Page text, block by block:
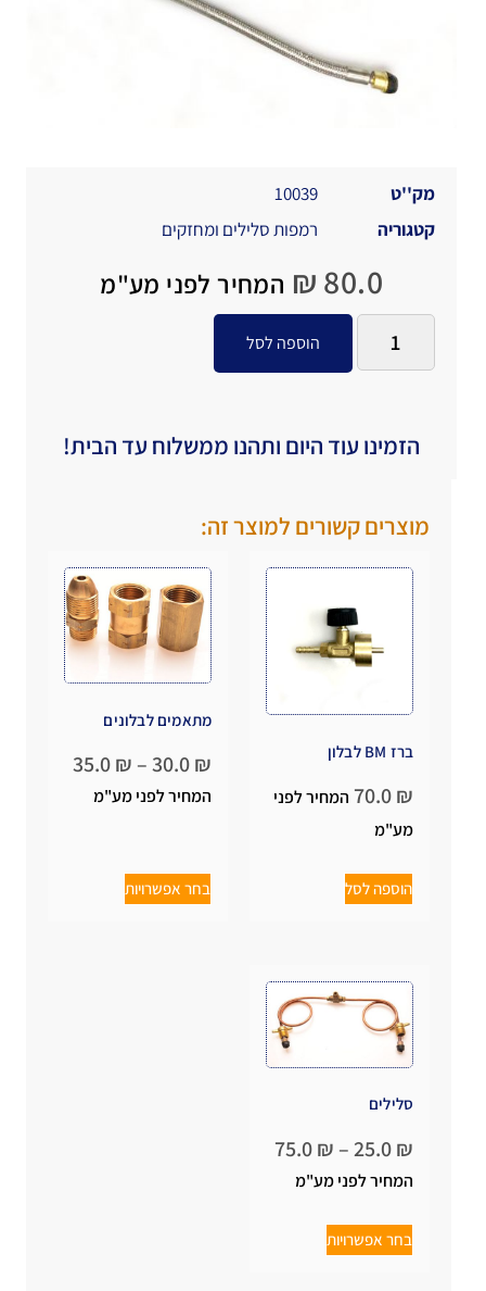
מק''ט
10039
קטגוריה
רמפות סלילים ומחזקים
₪ 80.0 המחיר לפני מע"מ
הוספה לסל
הזמינו עוד היום ותהנו ממשלוח עד הבית!
מוצרים קשורים למוצר זה:
ברז BM לבלון
₪
המחיר לפני
מע"מ
הוספה לסל
מתאמים לבלונים
₪
–
₪
המחיר לפני מע"מ
בחר אפשרויות
סלילים
₪
–
₪
המחיר לפני מע"מ
בחר אפשרויות